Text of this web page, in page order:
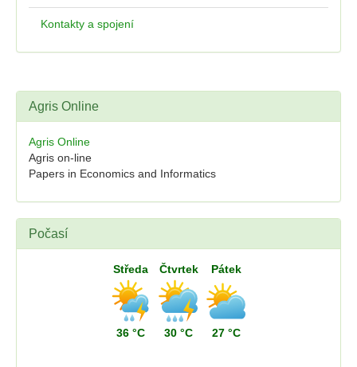
Kontakty a spojení
Agris Online
Agris Online
Agris on-line
Papers in Economics and Informatics
Počasí
Středa
36 °C
Čtvrtek
30 °C
Pátek
27 °C